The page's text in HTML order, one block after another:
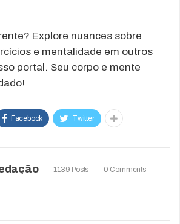
Explore nuances sobre
e mentalidade em outros
portal. Seu corpo e mente
Facebook Twitter
1139 Posts 0 Comments